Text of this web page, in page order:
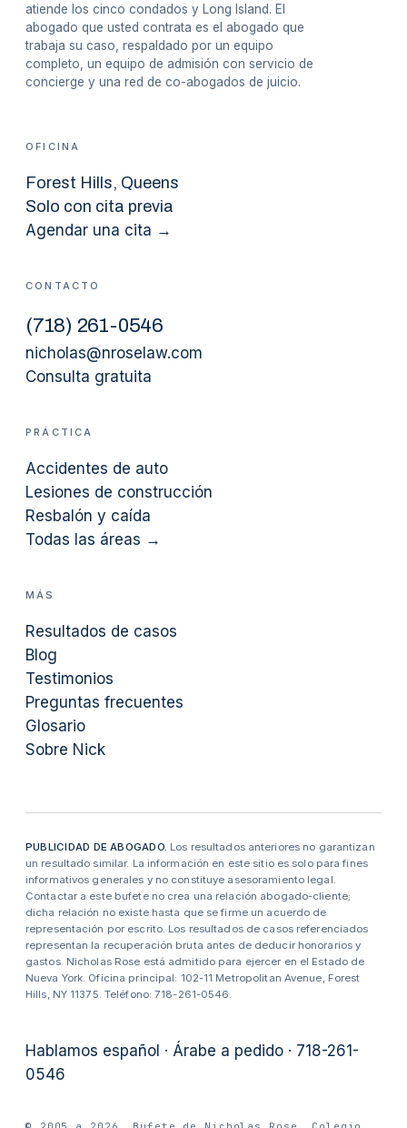
atiende los cinco condados y Long Island. El
abogado que usted contrata es el abogado que
trabaja su caso, respaldado por un equipo
completo, un equipo de admisión con servicio de
concierge y una red de co-abogados de juicio.
OFICINA
Forest Hills, Queens
Solo con cita previa
Agendar una cita →
CONTACTO
(718) 261-0546
nicholas@nroselaw.com
Consulta gratuita
PRÁCTICA
Accidentes de auto
Lesiones de construcción
Resbalón y caída
Todas las áreas →
MÁS
Resultados de casos
Blog
Testimonios
Preguntas frecuentes
Glosario
Sobre Nick
PUBLICIDAD DE ABOGADO. Los resultados anteriores no garantizan
un resultado similar. La información en este sitio es solo para fines
informativos generales y no constituye asesoramiento legal.
Contactar a este bufete no crea una relación abogado-cliente;
dicha relación no existe hasta que se firme un acuerdo de
representación por escrito. Los resultados de casos referenciados
representan la recuperación bruta antes de deducir honorarios y
gastos. Nicholas Rose está admitido para ejercer en el Estado de
Nueva York. Oficina principal: 102-11 Metropolitan Avenue, Forest
Hills, NY 11375. Teléfono: 718-261-0546.
Hablamos español · Árabe a pedido · 718-261-
0546